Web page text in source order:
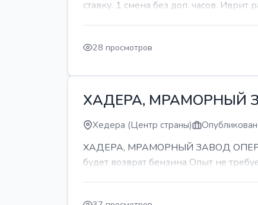
ставку. 1 смена без доп. часов. Иврит
28 просмотров
ХАДЕРА, МРАМОРНЫЙ
Хедера (Центр страны)
ХАДЕРА, МРАМОРНЫЙ ЗАВОД
будет возврат бензина Опыт не